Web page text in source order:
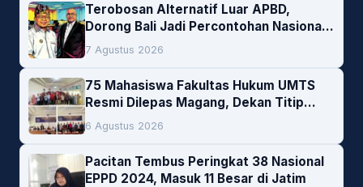
Terobosan Alternatif Luar APBD,
Dorong Bali Jadi Percontohan Nasional
Pembiayaan Daerah
7 Agustus 2026
75 Mahasiswa Fakultas Hukum UMTS
Resmi Dilepas Magang, Dekan Titip
Empat Pesan Penting
6 Agustus 2026
Pacitan Tembus Peringkat 38 Nasional
EPPD 2024, Masuk 11 Besar di Jatim